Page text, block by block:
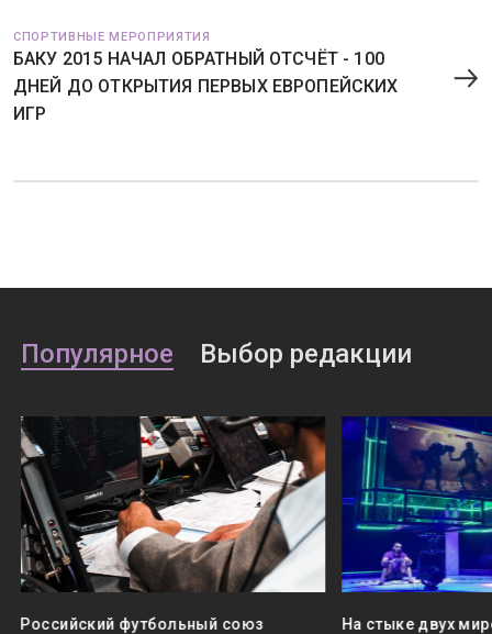
СПОРТИВНЫЕ МЕРОПРИЯТИЯ
БАКУ 2015 НАЧАЛ ОБРАТНЫЙ ОТСЧЁТ - 100
ДНЕЙ ДО ОТКРЫТИЯ ПЕРВЫХ ЕВРОПЕЙСКИХ
ИГР
Популярное Выбор редакции
Российский футбольный союз
На стыке двух